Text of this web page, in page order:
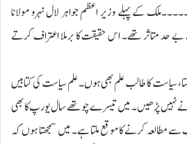
کے پہلے وزیر اعظم جواہر لال نہرو مولانا
بے حد متاثر تھے۔ اس حقیقت کا برملا اعتراف کرتے
سیاست کا طالب علم بھی ہوں۔ علم سیاست کی کتابیں
نے نہیں پڑھیں۔ میں تیسرے چوتھے سال یورپ کا بھی
مطالعہ کرنے کا موقع ملتا ہے۔ میں سمجھتا ہوں کہ